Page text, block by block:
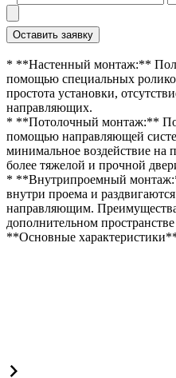
Оставить заявку
* **Настенный монтаж:**
помощью специальных
простота установки,
направляющих.
* **Потолочный монтаж:**
помощью направляющей
минимальное воздействие на
более тяжелой и прочной
* **Внутрипроемный
внутри проема и
направляющим.
дополнительном
**Основные